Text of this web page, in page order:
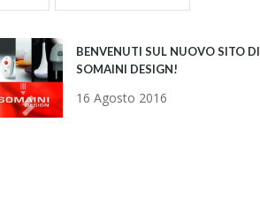
BENVENUTI SUL NUOVO SITO DI
SOMAINI DESIGN!
16 Agosto 2016